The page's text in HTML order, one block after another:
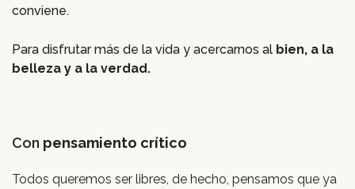
conviene.
Para disfrutar más de la vida y acercarnos al bien, a la
belleza y a la verdad.
Con pensamiento crítico
Todos queremos ser libres, de hecho, pensamos que ya